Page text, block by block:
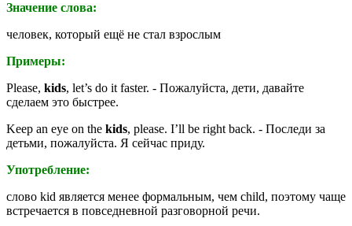
Значение слова:
человек, который ещё не стал взрослым
Примеры:
Please, kids, let’s do it faster. - Пожалуйста, дети, давайте
сделаем это быстрее.
Keep an eye on the kids, please. I’ll be right back. - Последи за
детьми, пожалуйста. Я сейчас приду.
Употребление:
слово kid является менее формальным, чем child, поэтому чаще
встречается в повседневной разговорной речи.